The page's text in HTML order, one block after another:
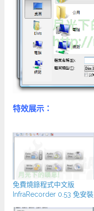
特效展示：
免費燒錄程式中文版
InfraRecorder 0.53 免安裝